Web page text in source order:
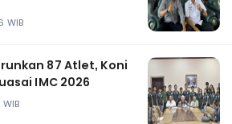
WIB
87 Atlet, Koni
IMC 2026